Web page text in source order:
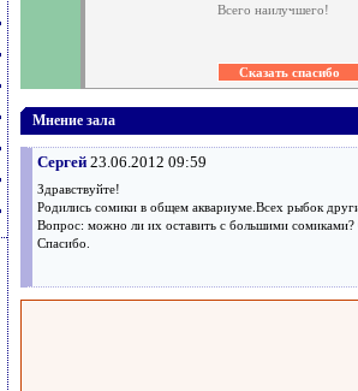
Всего наилучшего!
Мнение зала
Сергей 23.06.2012 09:59
Здравствуйте!
Родились сомики в общем аквариуме.Всех рыбок
Вопрос: можно ли их оставить с большими сомиками?
Спасибо.